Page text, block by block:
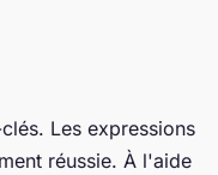
Les expressions
réussie. À l'aide